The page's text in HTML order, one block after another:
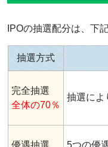
IPOの抽選配分は、下
抽選方式
完全抽選
全体の70％
抽選によ